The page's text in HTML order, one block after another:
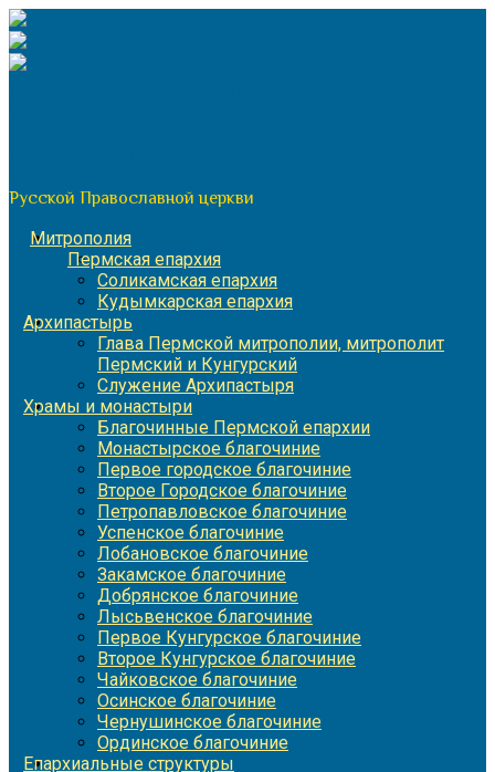
Перейти
к
содержимому
Русской Православной церкви
Митрополия
Пермская епархия
Соликамская епархия
Кудымкарская епархия
Архипастырь
Глава Пермской митрополии, митрополит
Пермский и Кунгурский
Служение Архипастыря
Храмы и монастыри
Благочинные Пермской епархии
Монастырское благочиние
Первое городское благочиние
Второе Городское благочиние
Петропавловское благочиние
Успенское благочиние
Лобановское благочиние
Закамское благочиние
Добрянское благочиние
Лысьвенское благочиние
Первое Кунгурское благочиние
Второе Кунгурское благочиние
Чайковское благочиние
Осинское благочиние
Чернушинское благочиние
Ординское благочиние
Епархиальные структуры